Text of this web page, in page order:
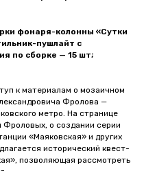
фонаря-колонны «Сутки
пушлайт с
по сборке — 15 шт;
к материалам о мозаичном
Фролова —
метро. На странице
Фроловых, о создании серии
«Маяковская» и других
исторический квест-
позволяющая рассмотреть